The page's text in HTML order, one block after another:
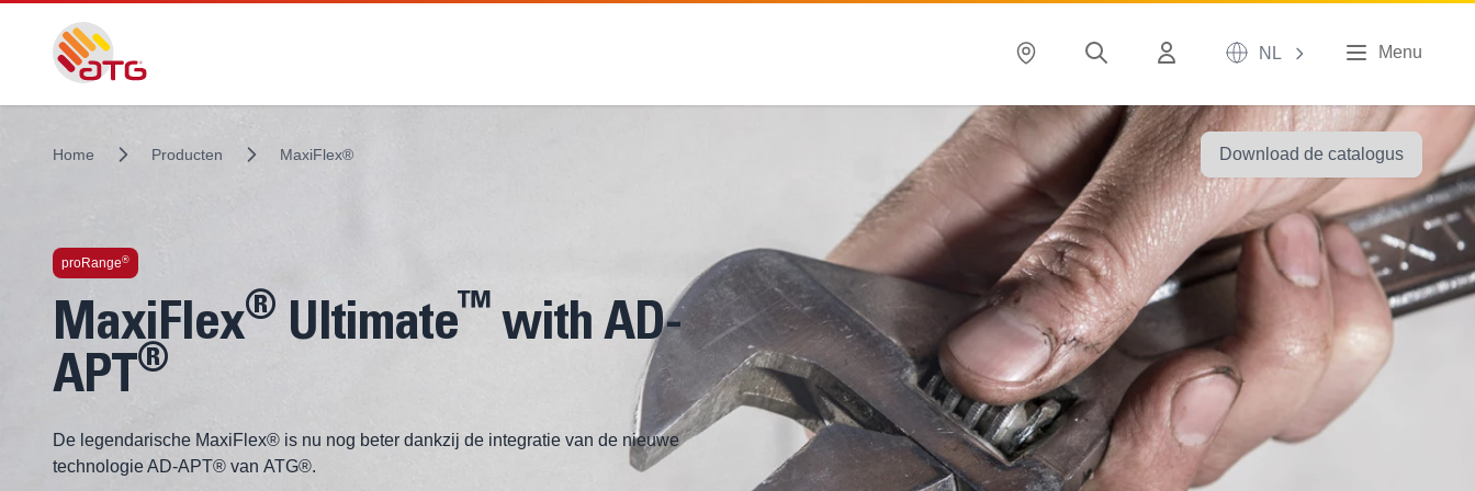
NL Menu
Home Producten MaxiFlex® Download de catalogus
proRange®
MaxiFlex® Ultimate™ with AD-
APT ®
De legendarische MaxiFlex® is nu nog beter dankzij de integratie van de nieuwe
technologie AD-APT® van ATG®.